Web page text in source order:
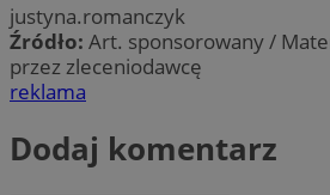
justyna.romanczyk
Źródło: Art. sponsorowany /
przez zleceniodawcę
reklama
Dodaj komentarz